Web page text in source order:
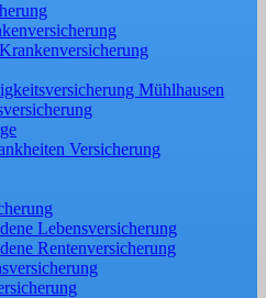
Mühlhausen
Versicherung
Lebensversicherung
Rentenversicherung